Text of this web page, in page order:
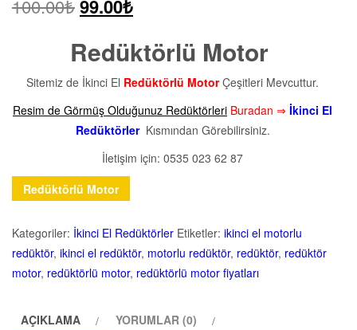
100.00₺99.00₺
Redüktörlü Motor
Sitemiz de İkinci El Redüktörlü MotorÇeşitleri Mevcuttur.
Resim de Görmüş Olduğunuz Redüktörleri Buradan ⇒ İkinci El
Redüktörler Kısmından Görebilirsiniz.
İletişim için: 0535 023 62 87
Redüktörlü Motor
Kategoriler: İkinci El Redüktörler Etiketler: ikinci el motorlu
redüktör, ikinci el redüktör, motorlu redüktör, redüktör, redüktör
motor, redüktörlü motor, redüktörlü motor fiyatları
AÇIKLAMA YORUMLAR (0)